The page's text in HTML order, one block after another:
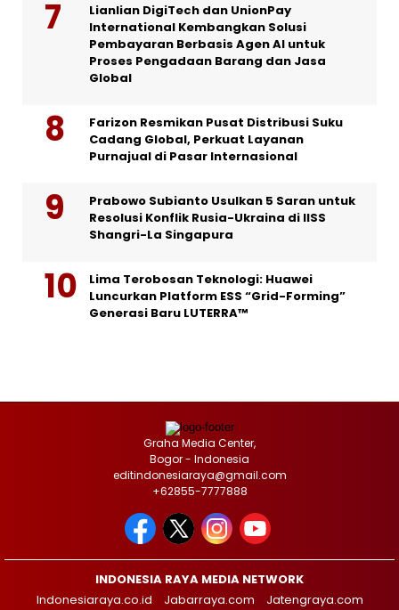
Lianlian DigiTech dan UnionPay
International Kembangkan Solusi
Pembayaran Berbasis Agen AI untuk
Proses Pengadaan Barang dan Jasa
Global
Farizon Resmikan Pusat Distribusi Suku
Cadang Global, Perkuat Layanan
Purnajual di Pasar Internasional
Prabowo Subianto Usulkan 5 Saran untuk
Resolusi Konflik Rusia-Ukraina di IISS
Shangri-La Singapura
Lima Terobosan Teknologi: Huawei
Luncurkan Platform ESS “Grid-Forming”
Generasi Baru LUTERRA™
Graha Media Center,
Bogor - Indonesia
editindonesiaraya@gmail.com
+62855-7777888
INDONESIA RAYA MEDIA NETWORK
Indonesiaraya.co.id
Jabarraya.com
Jatengraya.com